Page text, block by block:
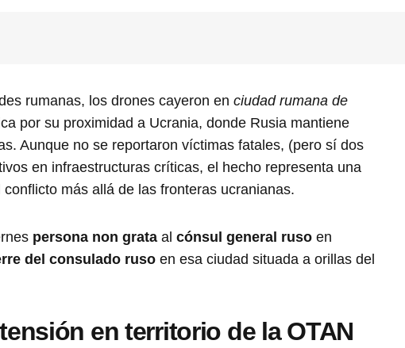
rumanas, los drones cayeron en ciudad rumana de
por su proximidad a Ucrania, donde Rusia mantiene
Aunque no se reportaron víctimas fatales, (pero sí dos
en infraestructuras críticas, el hecho representa una
más allá de las fronteras ucranianas.
persona non grata al cónsul general ruso en
del consulado ruso en esa ciudad situada a orillas del
en territorio de la OTAN